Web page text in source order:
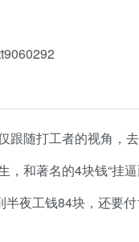
跟随打工者的视角，
和著名的4块钱“挂逼
夜工钱84块，还要